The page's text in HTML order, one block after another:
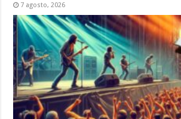
7 agosto, 2026